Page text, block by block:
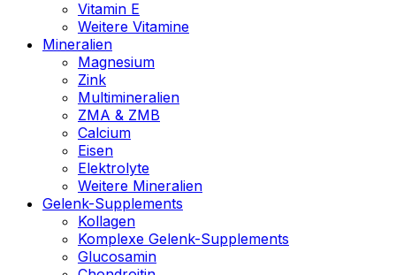
Vitamin E
Weitere Vitamine
Mineralien
Magnesium
Zink
Multimineralien
ZMA & ZMB
Calcium
Eisen
Elektrolyte
Weitere Mineralien
Gelenk-Supplements
Kollagen
Komplexe Gelenk-Supplements
Glucosamin